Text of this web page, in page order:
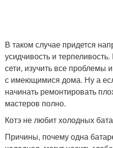
В таком случае придется
усидчивость и
сети, изучить все проблемы
с имеющимися дома. Ну а
начинать ремонтировать
мастеров полно.
Котэ не любит холодных
Причины, почему одна